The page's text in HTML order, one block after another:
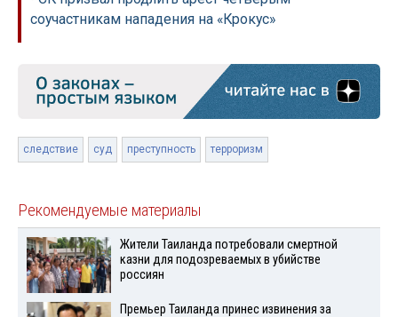
соучастникам нападения на «Крокус»
следствие суд преступность терроризм
Рекомендуемые материалы
Жители Таиланда потребовали смертной
казни для подозреваемых в убийстве
россиян
Премьер Таиланда принес извинения за